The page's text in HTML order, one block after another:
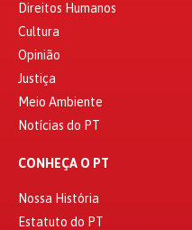
Direitos Humanos
Cultura
Opinião
Justiça
Meio Ambiente
Notícias do PT
CONHEÇA O PT
Nossa História
Estatuto do PT